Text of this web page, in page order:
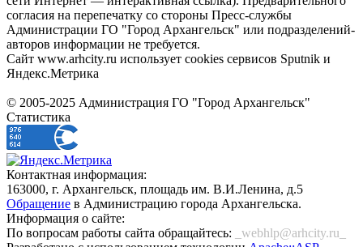
согласия на перепечатку со стороны Пресс-службы
Администрации ГО "Город Архангельск" или подразделений-
авторов информации не требуется.
Сайт www.arhcity.ru использует cookies сервисов Sputnik и
Яндекс.Метрика
© 2005-2025 Администрация ГО "Город Архангельск"
Статистика
Контактная информация:
163000, г. Архангельск, площадь им. В.И.Ленина, д.5
Обращение в Администрацию города Архангельска.
Информация о сайте:
По вопросам работы сайта обращайтесь:
_webhlp@arhcity.ru_